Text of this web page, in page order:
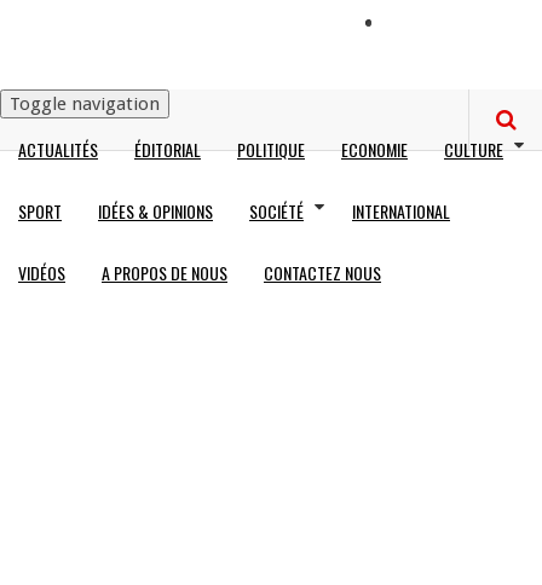
Toggle navigation
Main
navigation
ACTUALITÉS ÉDITORIAL POLITIQUE ECONOMIE CULTURE
SPORT IDÉES & OPINIONS SOCIÉTÉ INTERNATIONAL
VIDÉOS A PROPOS DE NOUS CONTACTEZ NOUS